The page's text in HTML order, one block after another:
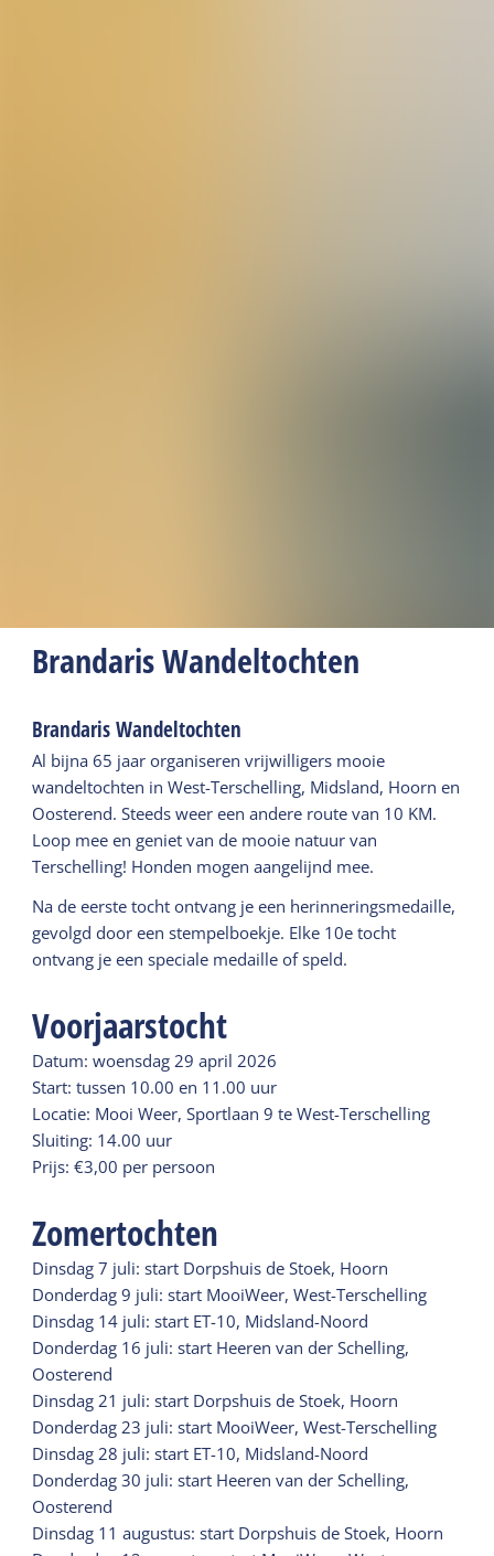
Brandaris Wandeltochten
Brandaris Wandeltochten
Al bijna 65 jaar organiseren vrijwilligers mooie
wandeltochten in West-Terschelling, Midsland, Hoorn en
Oosterend. Steeds weer een andere route van 10 KM.
Loop mee en geniet van de mooie natuur van
Terschelling! Honden mogen aangelijnd mee.
Na de eerste tocht ontvang je een herinneringsmedaille,
gevolgd door een stempelboekje. Elke 10e tocht
ontvang je een speciale medaille of speld.
Voorjaarstocht
Datum: woensdag 29 april 2026
Start: tussen 10.00 en 11.00 uur
Locatie: Mooi Weer, Sportlaan 9 te West-Terschelling
Sluiting: 14.00 uur
Prijs: €3,00 per persoon
Zomertochten
Dinsdag 7 juli: start Dorpshuis de Stoek, Hoorn
Donderdag 9 juli: start MooiWeer, West-Terschelling
Dinsdag 14 juli: start ET-10, Midsland-Noord
Donderdag 16 juli: start Heeren van der Schelling,
Oosterend
Dinsdag 21 juli: start Dorpshuis de Stoek, Hoorn
Donderdag 23 juli: start MooiWeer, West-Terschelling
Dinsdag 28 juli: start ET-10, Midsland-Noord
Donderdag 30 juli: start Heeren van der Schelling,
Oosterend
Dinsdag 11 augustus: start Dorpshuis de Stoek, Hoorn